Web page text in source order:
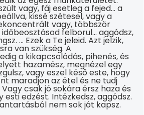
vagy, fáj esetleg a fejed… a
kissé szétesel, vagy a
vagy, többször
felborul... aggódsz,
… Ezek a Te jeleid. Azt jelzik,
van szükség. A
a kikapcsolódás, pihenés, és
hazamész, megnézel egy
vagy eszel késő este, hogy
maradjon az étel és ne tudj
csak jó sokára érsz haza és
esti edzést. Intézkedsz, aggódsz.
nem sok jót kapsz.